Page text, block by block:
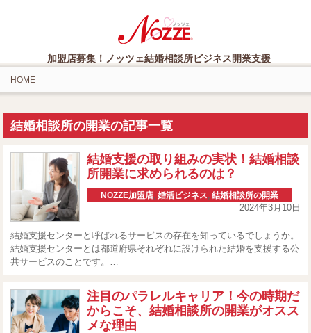
加盟店募集！ノッツェ結婚相談所ビジネス開業支援
HOME
結婚相談所の開業の記事一覧
結婚支援の取り組みの実状！結婚相談
所開業に求められるのは？
NOZZE加盟店, 婚活ビジネス, 結婚相談所の開業
2024年3月10日
結婚支援センターと呼ばれるサービスの存在を知っているでしょうか。
結婚支援センターとは都道府県それぞれに設けられた結婚を支援する公
共サービスのことです。…
注目のパラレルキャリア！今の時期だ
からこそ、結婚相談所の開業がオスス
メな理由